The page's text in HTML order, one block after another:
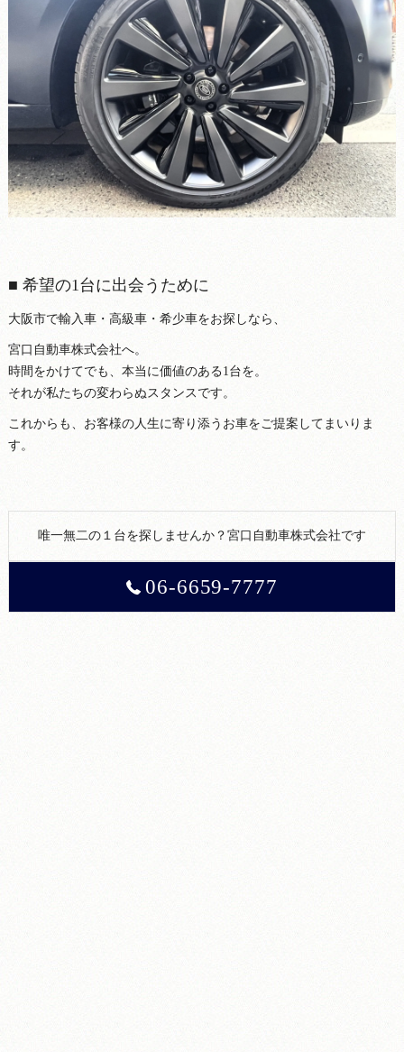
■ 希望の1台に出会うために
大阪市で輸入車・高級車・希少車をお探しなら、
宮口自動車株式会社へ。
時間をかけてでも、本当に価値のある1台を。
それが私たちの変わらぬスタンスです。
これからも、お客様の人生に寄り添うお車をご提案してまいりま
す。
唯一無二の１台を探しませんか？宮口自動車株式会社です
06-6659-7777